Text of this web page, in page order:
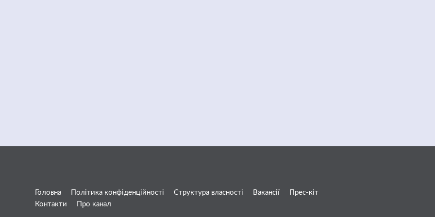
Головна Політика конфіденційності Структура власності Вакансії
Прес-кіт
Контакти
Про канал